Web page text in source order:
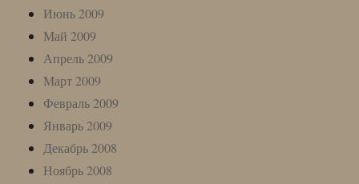
Июнь 2009
Май 2009
Апрель 2009
Март 2009
Февраль 2009
Январь 2009
Декабрь 2008
Ноябрь 2008